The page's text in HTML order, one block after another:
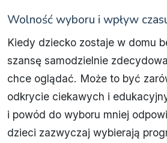
Wolność wyboru i wpływ
Kiedy dziecko zostaje w domu
szansę samodzielnie
chce oglądać. Może to być
odkrycie ciekawych i
i powód do wyboru mniej
dzieci zazwyczaj wybierają